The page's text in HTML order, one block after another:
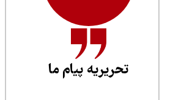
تحریریه پیام ما